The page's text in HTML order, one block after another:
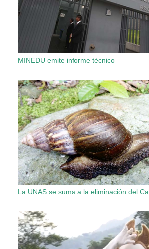
MINEDU emite informe técnico
La UNAS se suma a la eliminación del